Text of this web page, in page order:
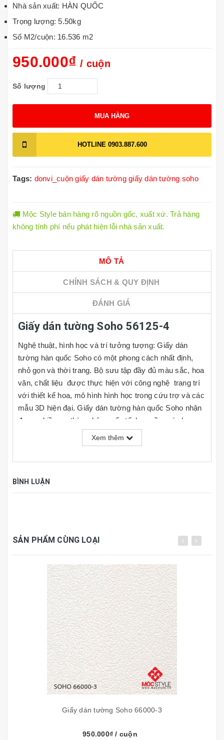
Nhà sản xuất: HÀN QUỐC
Trọng lượng: 5.50kg
Số M2/cuộn: 16.536 m2
950.000₫/ cuộn
Số lượng
MUA HÀNG
HOTLINE 0903.887.600
Tags: donvi_cuộn giấy dán tường giấy dán tường soho
Mộc Style bán hàng rõ nguồn gốc, xuất xứ. Trả hàng
không tính phí nếu phát hiện lỗi nhà sản xuất.
MÔ TẢ
CHÍNH SÁCH & QUY ĐỊNH
ĐÁNH GIÁ
Giấy dán tường Soho 56125-4
Nghệ thuật, hình học và trí tưởng tượng: Giấy dán
tường hàn quốc Soho có một phong cách nhất định,
nhỏ gọn và thời trang. Bộ sưu tập đầy đủ màu sắc, hoa
văn, chất liệu được thực hiện với công nghệ trang trí
với thiết kế hoa, mô hình hình học trong cứu trợ và các
mẫu 3D hiện đại. Giấy dán tường hàn quốc Soho nhận
được nhiều sự thừa nhận quốc tế, bao gồm các lựa
cạnh tranh trong giải thưởng Compasso D'Oro 2010
biệt thự, khách sạn....
TÍNH NĂNG GIẤY DÁN TƯỜNG
- Flashlight: Chịu được ánh sáng mặt trời.
- Washable: Vệ sinh bằng khăn với nước và xà
phòng vắt khô.
Peelable:Giấy 2 lớp.
Straight-Match:Ghép bông (hoa văn) thẳng hàng.
Straight-Match:Ghép bông (hoa văn) sát mí.
Xem thêm
BÌNH LUẬN
SẢN PHẨM CÙNG LOẠI
Giấy dán tường Soho 66000-3
950.000₫/ cuộn